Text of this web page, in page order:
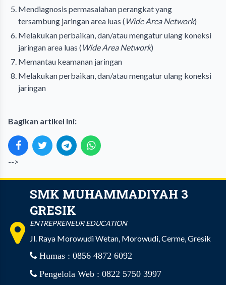
Mendiagnosis permasalahan perangkat yang
tersambung jaringan area luas ( Wide Area Network)
Melakukan perbaikan, dan/atau mengatur ulang koneksi
jaringan area luas ( Wide Area Network)
Memantau keamanan jaringan
Melakukan perbaikan, dan/atau mengatur ulang koneksi
jaringan
Bagikan artikel ini:
-->
SMK MUHAMMADIYAH 3
GRESIK
ENTREPRENEUR EDUCATION
Jl. Raya Morowudi Wetan, Morowudi, Cerme, Gresik
Humas : 0856 4872 6092
Pengelola Web : 0822 5750 3997